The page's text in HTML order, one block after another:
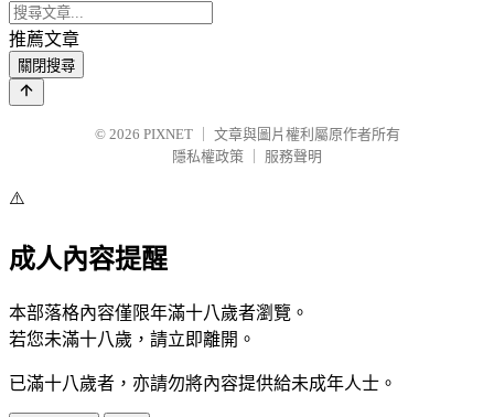
推薦文章
關閉搜尋
© 2026 PIXNET
文章與圖片權利屬原作者所有
隱私權政策
服務聲明
⚠️
成人內容提醒
本部落格內容僅限年滿十八歲者瀏覽。
若您未滿十八歲，請立即離開。
已滿十八歲者，亦請勿將內容提供給未成年人士。